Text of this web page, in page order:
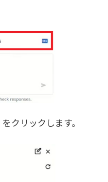
クリックします。